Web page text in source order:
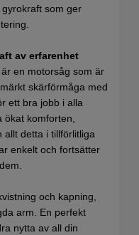
som ger
av erfarenhet
en motorsåg som är
skärförmåga med
ett bra jobb i alla
ökat komforten,
allt detta i tillförlitliga
enkelt och fortsätter
och kapning,
arm. En perfekt
nytta av all din